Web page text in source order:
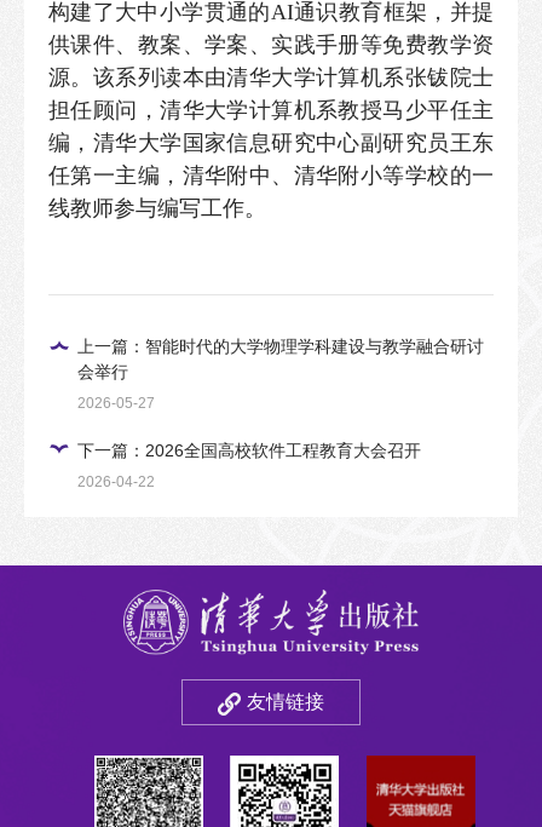
构建了大中小学贯通的AI通识教育框架，并提
供课件、教案、学案、实践手册等免费教学资
源。该系列读本由清华大学计算机系张钹院士
担任顾问，清华大学计算机系教授马少平任主
编，清华大学国家信息研究中心副研究员王东
任第一主编，清华附中、清华附小等学校的一
线教师参与编写工作。
上一篇：智能时代的大学物理学科建设与教学融合研讨
会举行
2026-05-27
下一篇：2026全国高校软件工程教育大会召开
2026-04-22
友情链接